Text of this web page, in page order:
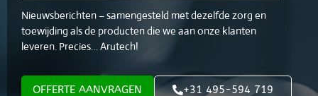
Nieuwsberichten – samengesteld met dezelfde zorg en
toewijding als de producten die we aan onze klanten
leveren. Precies… Arutech!
OFFERTE AANVRAGEN +31 495-594 719